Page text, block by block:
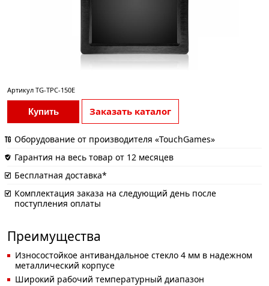
Артикул TG-TPC-150E
Купить Заказать каталог
Оборудование от производителя «TouchGames»
Гарантия на весь товар от 12 месяцев
Бесплатная доставка*
Комплектация заказа на следующий день после
поступления оплаты
Преимущества
Износостойкое антивандальное стекло 4 мм в надежном
металлический корпусе
Широкий рабочий температурный диапазон